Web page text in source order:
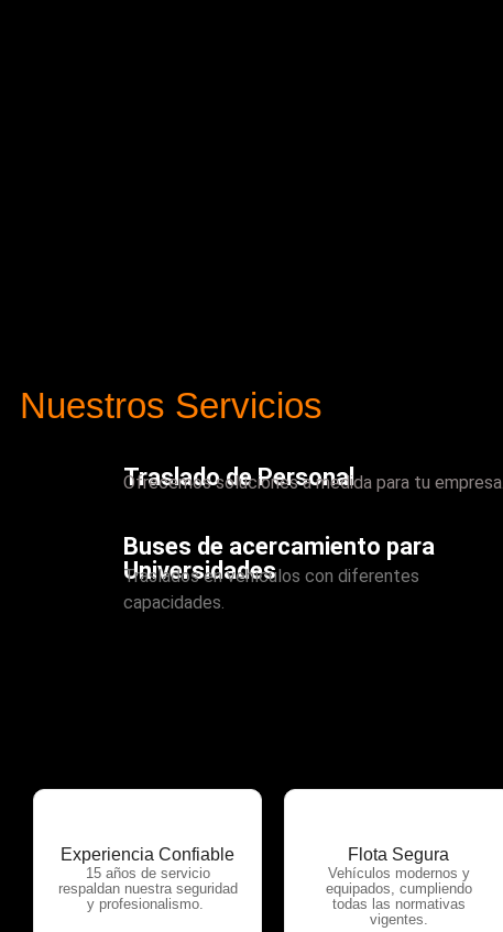
Nuestros Servicios
Traslado de Personal
Ofrecemos soluciones a medida para tu empresa.
Buses de acercamiento para
Universidades
Traslados en vehículos con diferentes
capacidades.
Experiencia Confiable
15 años de servicio
respaldan nuestra seguridad
y profesionalismo.
Flota Segura
Vehículos modernos y
equipados, cumpliendo
todas las normativas
vigentes.